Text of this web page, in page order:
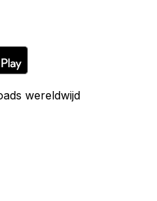
wereldwijd